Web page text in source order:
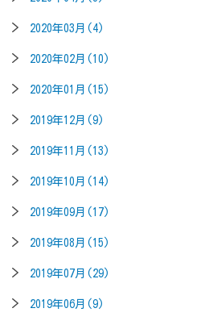
2020年03月(4)
2020年02月(10)
2020年01月(15)
2019年12月(9)
2019年11月(13)
2019年10月(14)
2019年09月(17)
2019年08月(15)
2019年07月(29)
2019年06月(9)